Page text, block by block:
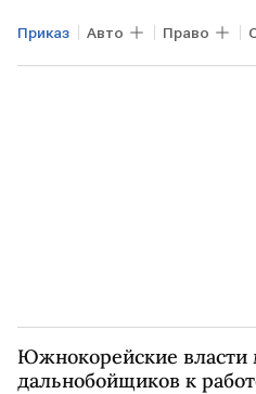
Приказ Авто Право
Транспорт Бизнес
Южнокорейские власти
дальнобойщиков к